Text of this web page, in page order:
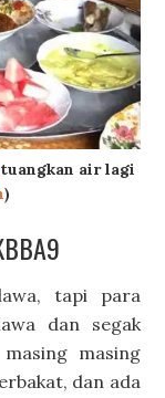
air lagi
)
tapi para
dan segak
masing
dan ada